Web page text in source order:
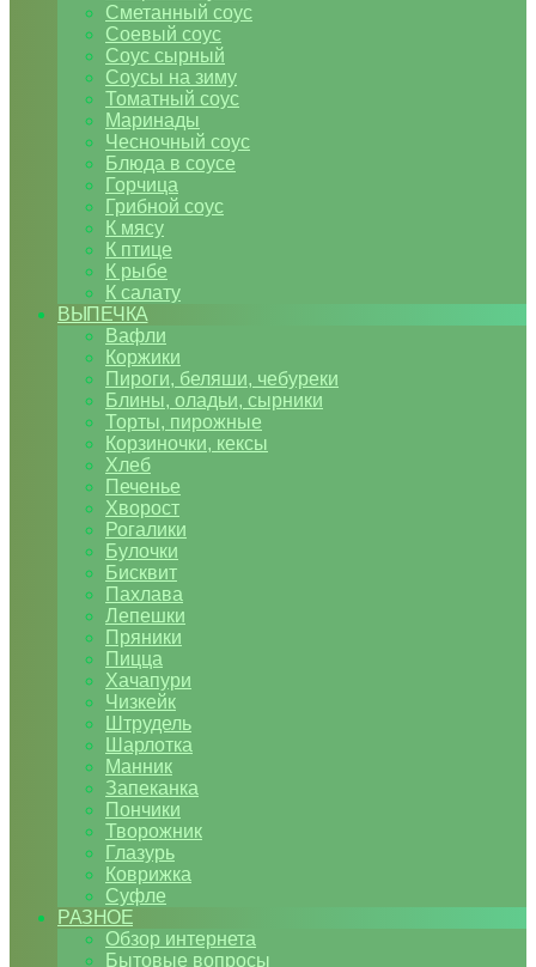
Сметанный соус
Соевый соус
Соус сырный
Соусы на зиму
Томатный соус
Маринады
Чесночный соус
Блюда в соусе
Горчица
Грибной соус
К мясу
К птице
К рыбе
К салату
ВЫПЕЧКА
Вафли
Коржики
Пироги, беляши, чебуреки
Блины, оладьи, сырники
Торты, пирожные
Корзиночки, кексы
Хлеб
Печенье
Хворост
Рогалики
Булочки
Бисквит
Пахлава
Лепешки
Пряники
Пицца
Хачапури
Чизкейк
Штрудель
Шарлотка
Манник
Запеканка
Пончики
Творожник
Глазурь
Коврижка
Суфле
РАЗНОЕ
Обзор интернета
Бытовые вопросы